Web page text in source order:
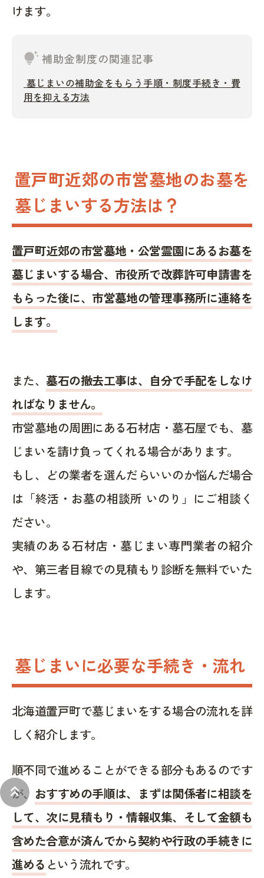
keyboard_double_arrow_up
けます。
tips_and_updates補助金制度の関連記事
墓じまいの補助金をもらう手順・制度手続き・費
用を抑える方法
置戸町近郊の市営墓地のお墓を
墓じまいする方法は？
置戸町近郊の市営墓地・公営霊園にあるお墓を
墓じまいする場合、市役所で改葬許可申請書を
もらった後に、市営墓地の管理事務所に連絡を
します。
また、墓石の撤去工事は、自分で手配をしなけ
ればなりません。
市営墓地の周囲にある石材店・墓石屋でも、墓
じまいを請け負ってくれる場合があります。
もし、どの業者を選んだらいいのか悩んだ場合
は「終活・お墓の相談所 いのり」にご相談く
ださい。
実績のある石材店・墓じまい専門業者の紹介
や、第三者目線での見積もり診断を無料でいた
します。
墓じまいに必要な手続き・流れ
北海道置戸町で墓じまいをする場合の流れを詳
しく紹介します。
順不同で進めることができる部分もあるのです
が、 おすすめの手順は、まずは関係者に相談を
して、次に見積もり・情報収集、そして金額も
含めた合意が済んでから契約や行政の手続きに
進める という流れです。